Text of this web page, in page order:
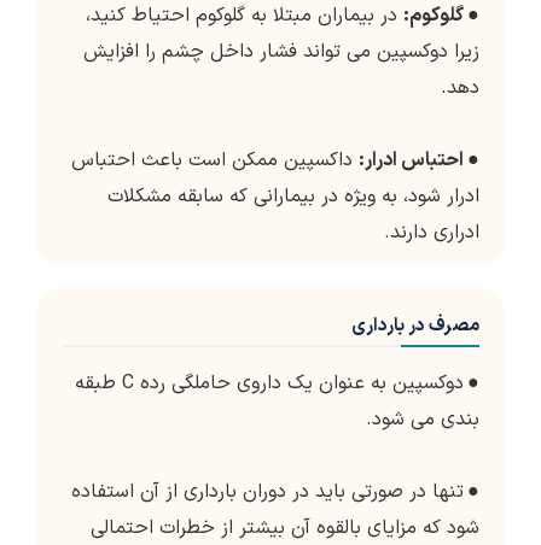
●گلوکوم: در بیماران مبتلا به گلوکوم احتیاط کنید،
زیرا دوکسپین می تواند فشار داخل چشم را افزایش
دهد.
● احتباس ادرار: داکسپین ممکن است باعث احتباس
ادرار شود، به ویژه در بیمارانی که سابقه مشکلات
ادراری دارند.
مصرف در بارداری
●
دوکسپین به عنوان یک داروی حاملگی رده C طبقه
بندی می شود.
●تنها در صورتی باید در دوران بارداری از آن استفاده
شود که مزایای بالقوه آن بیشتر از خطرات احتمالی